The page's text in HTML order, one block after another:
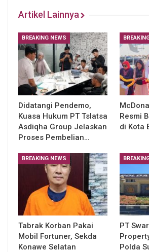
Artikel Lainnya
BREAKING NEWS
Didatangi Pendemo,
Kuasa Hukum PT Tslatsa
Asdiqha Group Jelaskan
Proses Pembelian…
Resmi
di Kota
BREAKING NEWS
Tabrak Korban Pakai
Mobil Fortuner, Sekda
Konawe Selatan
PT
Polda